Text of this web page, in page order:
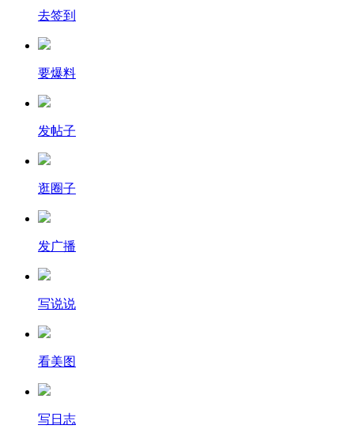
去签到
要爆料
发帖子
逛圈子
发广播
写说说
看美图
写日志